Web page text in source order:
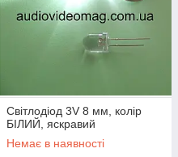
Світлодіод 3V 8 мм, колір
БІЛИЙ, яскравий
Немає в наявності